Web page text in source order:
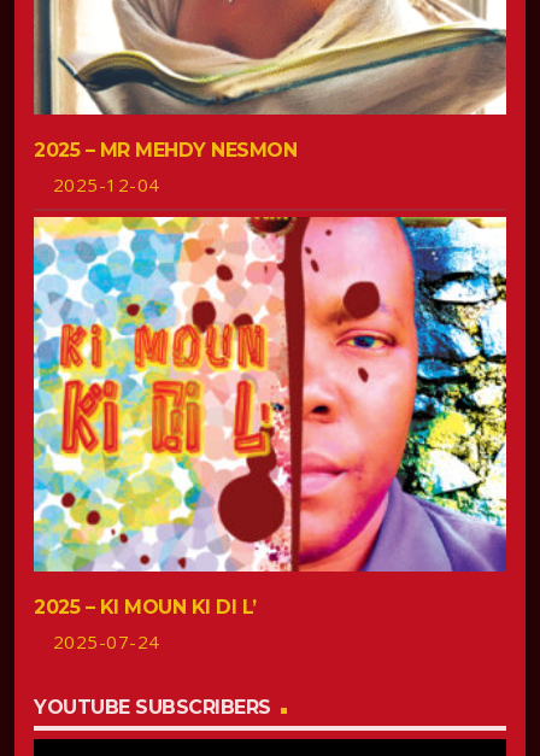
2025 – MR MEHDY NESMON
2025-12-04
2025 – KI MOUN KI DI L’
2025-07-24
YOUTUBE SUBSCRIBERS